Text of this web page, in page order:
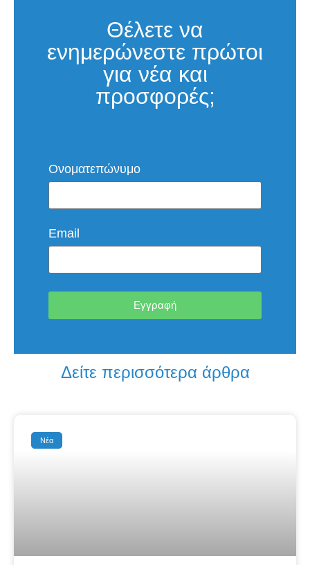
Θέλετε να
ενημερώνεστε πρώτοι
για νέα και
προσφορές;
Ονοματεπώνυμο
Email
Εγγραφή
Δείτε περισσότερα άρθρα
Νέα